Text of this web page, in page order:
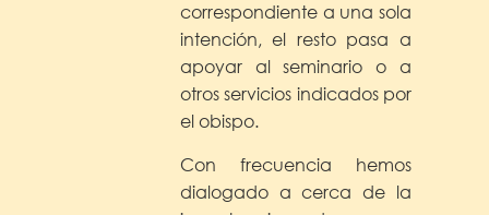
correspondiente a una sola
intención, el resto pasa a
apoyar al seminario o a
otros servicios indicados por
el obispo.
Con frecuencia hemos
dialogado a cerca de la